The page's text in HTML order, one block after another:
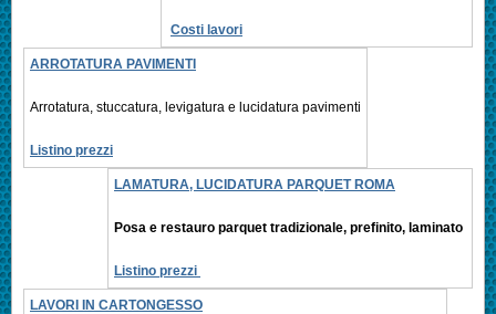
Costi lavori
ARROTATURA PAVIMENTI
Arrotatura, stuccatura, levigatura e lucidatura pavimenti
Listino prezzi
LAMATURA, LUCIDATURA PARQUET ROMA
Posa e restauro parquet tradizionale, prefinito, laminato
Listino prezzi
LAVORI IN CARTONGESSO